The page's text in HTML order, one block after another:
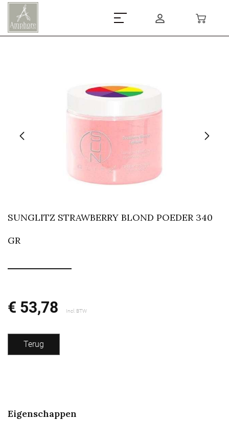
SUNGLITZ STRAWBERRY BLOND POEDER 340
GR
€ 53,78 Incl. BTW
Terug
Eigenschappen